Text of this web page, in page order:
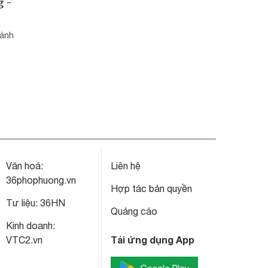
Văn hoá:
36phophuong.vn
Tư liệu: 36HN
Kinh doanh:
VTC2.vn
Liên hệ
Hợp tác bản quyền
Quảng cáo
Tải ứng dụng App